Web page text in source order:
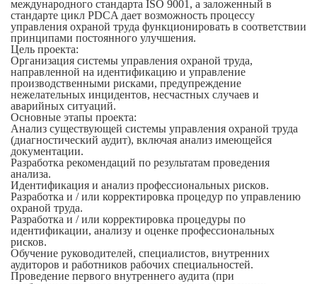
международного стандарта ISO 9001, а заложенный в
стандарте цикл PDCA дает возможность процессу
управления охраной труда функционировать в соответствии
принципами постоянного улучшения.
Цель проекта:
Организация системы управления охраной труда,
направленной на идентификацию и управление
производственными рисками, предупреждение
нежелательных инцидентов, несчастных случаев и
аварийных ситуаций.
Основные этапы проекта:
Анализ существующей системы управления охраной труда
(диагностический аудит), включая анализ имеющейся
документации.
Разработка рекомендаций по результатам проведения
анализа.
Идентификация и анализ профессиональных рисков.
Разработка и / или корректировка процедур по управлению
охраной труда.
Разработка и / или корректировка процедуры по
идентификации, анализу и оценке профессиональных
рисков.
Обучение руководителей, специалистов, внутренних
аудиторов и работников рабочих специальностей.
Проведение первого внутреннего аудита (при